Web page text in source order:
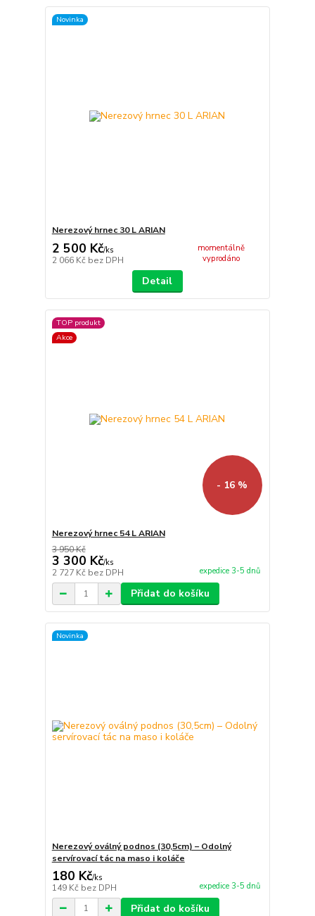
Novinka
Nerezový hrnec 30 L ARIAN
2 500 Kč/ks
2 066 Kč bez DPH
momentálně
vyprodáno
Detail
TOP produkt
Akce
- 16 %
Nerezový hrnec 54 L ARIAN
3 950 Kč
3 300 Kč/ks
2 727 Kč bez DPH expedice 3-5 dnů
Přidat do košíku
Novinka
Nerezový oválný podnos (30,5cm) – Odolný
servírovací tác na maso i koláče
180 Kč/ks
149 Kč bez DPH expedice 3-5 dnů
Přidat do košíku